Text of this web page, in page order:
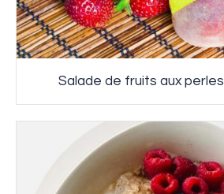
Salade de fruits aux